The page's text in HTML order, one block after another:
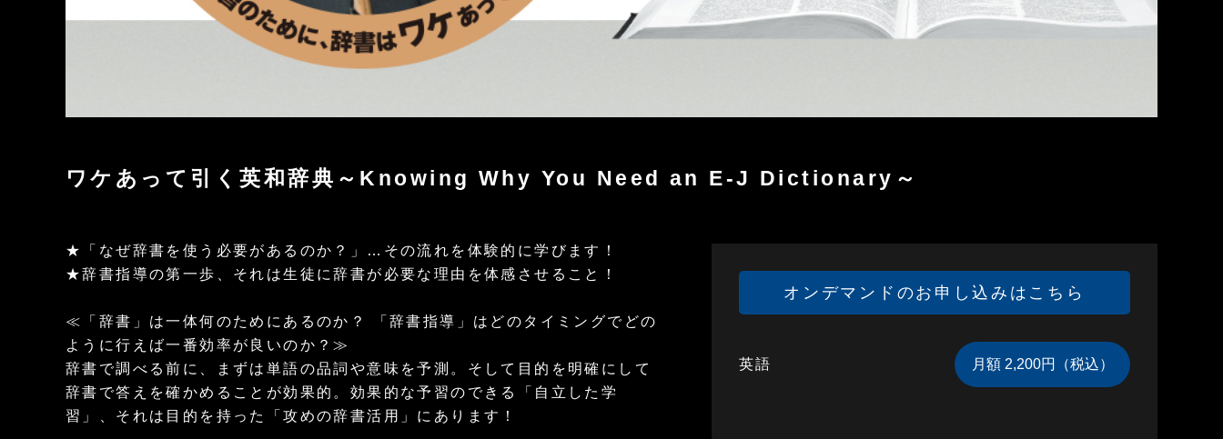
ワケあって引く英和辞典～Knowing Why You Need an E-J Dictionary～
★「なぜ辞書を使う必要があるのか？」…その流れを体験的に学びます！
★辞書指導の第一歩、それは生徒に辞書が必要な理由を体感させること！
≪「辞書」は一体何のためにあるのか？ 「辞書指導」はどのタイミングでどの
ように行えば一番効率が良いのか？≫
辞書で調べる前に、まずは単語の品詞や意味を予測。そして目的を明確にして
辞書で答えを確かめることが効果的。効果的な予習のできる「自立した学
習」、それは目的を持った「攻めの辞書活用」にあります！
オンデマンドのお申し込みはこちら
英語